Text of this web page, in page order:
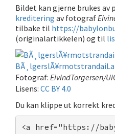
Bildet kan gjerne brukes av
kreditering av fotograf
tilbake til https://
(originalartikkelen) og til
Fotograf: EivindTorgersen/
Lisens: CC BY 4.0
Du kan klippe ut korrekt
<a href="https://